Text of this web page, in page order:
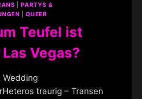
|PARTYS &
|QUEER
Teufel ist
Vegas?
Wedding
traurig – Transen